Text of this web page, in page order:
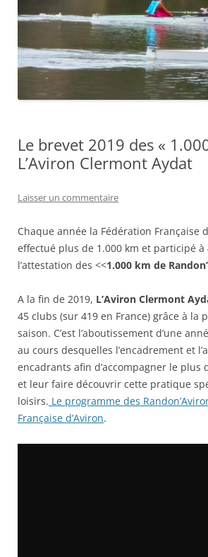
Le brevet 2019 des «
L’Aviron Clermont Aydat
Laisser un commentaire
Chaque année la Fédération Française
effectué plus de 1.000 km et participé
l’attestation des <<1.000 km de
A la fin de 2019, L’Aviron Clermont
45 clubs (sur 419 en France) grâce à
saison. C’est l’aboutissement d’une
au cours desquelles l’encadrement et
encadrants afin d’accompagner le
et leur faire découvrir cette pratique
loisirs. Le programme des
Française d’Aviron.